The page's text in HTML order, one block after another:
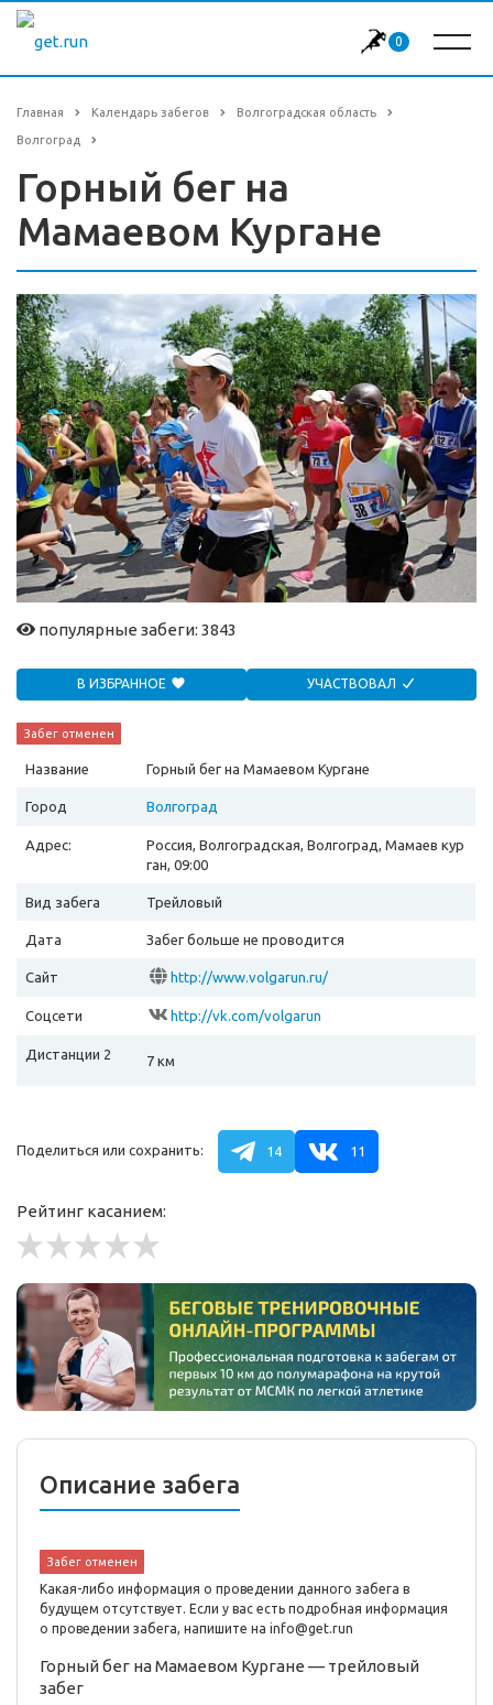
0
Главная Календарь забегов Волгоградская область
Волгоград
Горный бег на
Мамаевом Кургане
популярные забеги: 3843
В ИЗБРАННОЕ УЧАСТВОВАЛ
Забег отменен
Название Горный бег на Мамаевом Кургане
Город Волгоград
Адрес:
Россия, Волгоградская, Волгоград, Мамаев кур
ган, 09:00
Вид забега Трейловый
Дата Забег больше не проводится
Сайт http://www.volgarun.ru/
Соцсети http://vk.com/volgarun
Дистанции 2 7 км
Поделиться или сохранить: 14 11
Рейтинг касанием:
Описание забега
Забег отменен
Какая-либо информация о проведении данного забега в
будущем отсутствует. Если у вас есть подробная информация
о проведении забега, напишите на info@get.run
Горный бег на Мамаевом Кургане — трейловый
забег